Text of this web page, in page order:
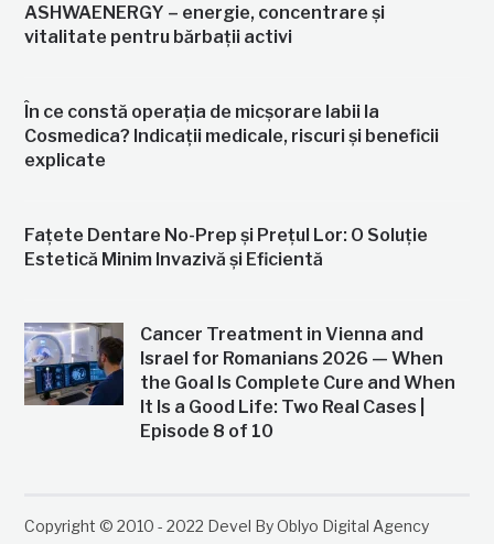
ASHWAENERGY – energie, concentrare și
vitalitate pentru bărbații activi
În ce constă operația de micșorare labii la
Cosmedica? Indicații medicale, riscuri și beneficii
explicate
Fațete Dentare No-Prep și Prețul Lor: O Soluție
Estetică Minim Invazivă și Eficientă
Cancer Treatment in Vienna and
Israel for Romanians 2026 — When
the Goal Is Complete Cure and When
It Is a Good Life: Two Real Cases |
Episode 8 of 10
Copyright © 2010 - 2022 Devel By Oblyo Digital Agency